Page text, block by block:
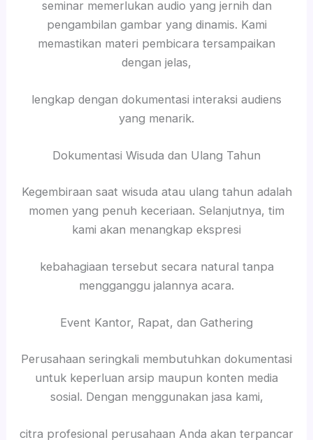
seminar memerlukan audio yang jernih dan
pengambilan gambar yang dinamis. Kami
memastikan materi pembicara tersampaikan
dengan jelas,
lengkap dengan dokumentasi interaksi audiens
yang menarik.
Dokumentasi Wisuda dan Ulang Tahun
Kegembiraan saat wisuda atau ulang tahun adalah
momen yang penuh keceriaan. Selanjutnya, tim
kami akan menangkap ekspresi
kebahagiaan tersebut secara natural tanpa
mengganggu jalannya acara.
Event Kantor, Rapat, dan Gathering
Perusahaan seringkali membutuhkan dokumentasi
untuk keperluan arsip maupun konten media
sosial. Dengan menggunakan jasa kami,
citra profesional perusahaan Anda akan terpancar